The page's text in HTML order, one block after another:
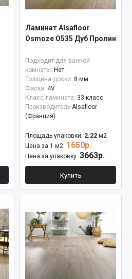
Ламинат Alsafloor
Osmoze O535 Дуб Пролин
Подходит для ванной
комнаты: Нет
Толщина доски: 8 мм
Фаска: 4V
Класс ламината: 33 класс
Производитель Alsafloor
(Франция)
Площадь упаковки: 2.22 м2
Цена за 1 м2: 1650р.
Цена за упаковку: 3663р.
Купить